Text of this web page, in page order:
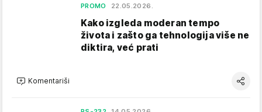
PROMO 22.05.2026.
Kako izgleda moderan tempo
života i zašto ga tehnologija više ne
diktira, već prati
Komentariši